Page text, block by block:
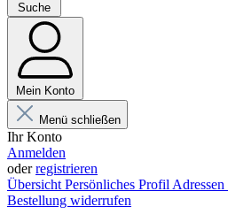
Suche
Mein Konto
Menü schließen
Ihr Konto
Anmelden
oderregistrieren
Übersicht Persönliches Profil Adressen
Bestellung widerrufen